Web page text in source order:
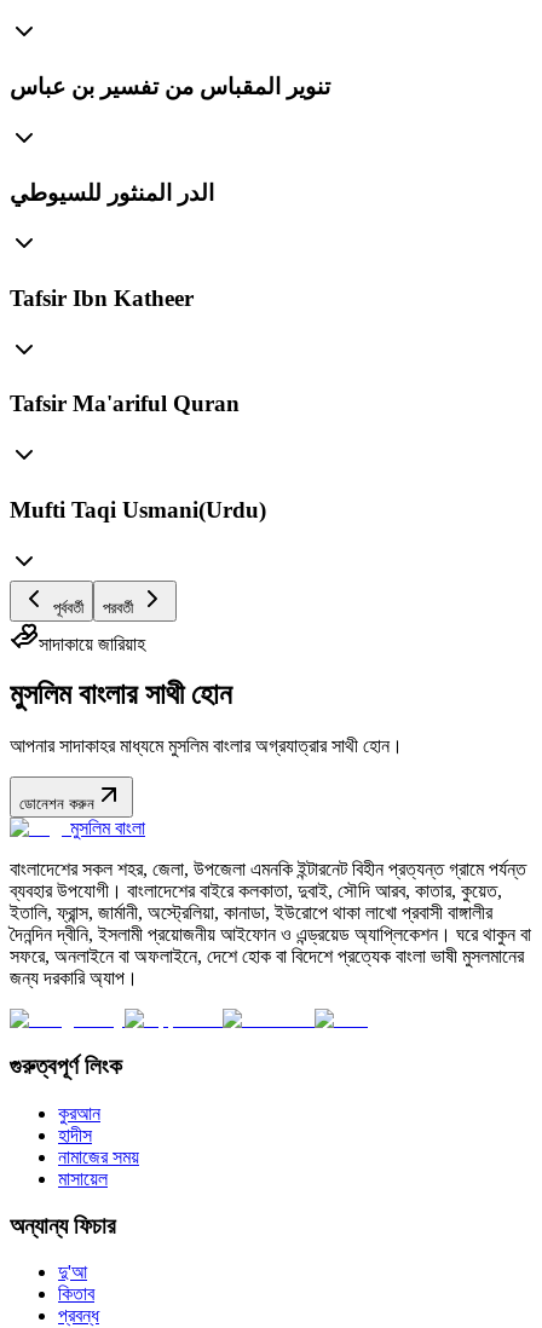
تنوير المقباس من تفسير بن عباس
الدر المنثور للسيوطي
Tafsir Ibn Katheer
Tafsir Ma'ariful Quran
Mufti Taqi Usmani(Urdu)
পূর্ববর্তী পরবর্তী
সাদাকায়ে জারিয়াহ
মুসলিম বাংলার সাথী হোন
আপনার সাদাকাহর মাধ্যমে মুসলিম বাংলার অগ্রযাত্রার সাথী হোন।
ডোনেশন করুন
মুসলিম বাংলা
বাংলাদেশের সকল শহর, জেলা, উপজেলা এমনকি ইন্টারনেট বিহীন প্রত্যন্ত গ্রামে পর্যন্ত
ব্যবহার উপযোগী। বাংলাদেশের বাইরে কলকাতা, দুবাই, সৌদি আরব, কাতার, কুয়েত,
ইতালি, ফ্রান্স, জার্মানী, অস্ট্রেলিয়া, কানাডা, ইউরোপে থাকা লাখো প্রবাসী বাঙ্গালীর
দৈনন্দিন দ্বীনি, ইসলামী প্রয়োজনীয় আইফোন ও এন্ড্রয়েড অ্যাপ্লিকেশন। ঘরে থাকুন বা
সফরে, অনলাইনে বা অফলাইনে, দেশে হোক বা বিদেশে প্রত্যেক বাংলা ভাষী মুসলমানের
জন্য দরকারি অ্যাপ।
গুরুত্বপূর্ণ লিংক
কুরআন
হাদীস
নামাজের সময়
মাসায়েল
অন্যান্য ফিচার
দু'আ
কিতাব
প্রবন্ধ